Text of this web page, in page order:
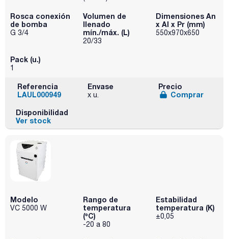
Rosca conexión
de bomba
G 3/4
Volumen de
llenado
mín./máx. (L)
20/33
Dimensiones An
x Al x Pr (mm)
550x970x650
Pack (u.)
1
Referencia
LAUL000949
Envase
x u.
Precio
Comprar
Disponibilidad
Ver stock
Modelo
VC 5000 W
Rango de
temperatura
(ºC)
-20 a 80
Estabilidad
temperatura (K)
±0,05